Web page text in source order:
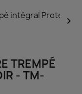

TREMPÉ
- TM-